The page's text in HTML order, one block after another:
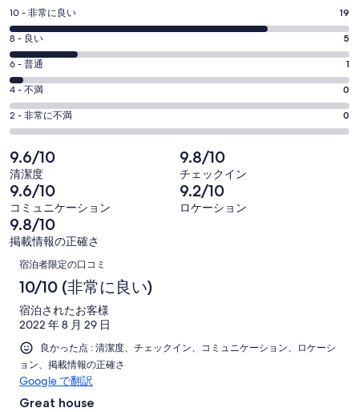
い
ウ
ィ
ン
ド
ウ
で
開
く
評
価
10
-
25
件
の
口
コ
ミ
中
19
件
が
非
良
い
10 - 非常に良い 19
評
価
8
-
25
件
口
コ
ミ
中
5
件
が
良
い
8 - 良い 5
評
価
6
-
25
件
の
口
コ
ミ
中
件
普
通
6 - 普通 1
評
価
4
25
件
の
口
コ
ミ
中
が
満
4 - 不満 0
評
価
2
-
25
件
の
口
ミ
件
が
常
に
2 - 非常に不満 0
9.6/10
清潔度
9.8/10
チェックイン
9.6/10
コミュニケーション
9.2/10
ロケーション
9.8/10
掲載情報の正確さ
口
コ
ミ
宿泊者限定の口コミ
10/10 (非常に良い)
宿泊されたお客様
2022 年 8 月 29 日
良かった点 : 清潔度、チェックイン、コミュニケーション、ロケーシ
ョン、掲載情報の正確さ
Google で翻訳
Great house